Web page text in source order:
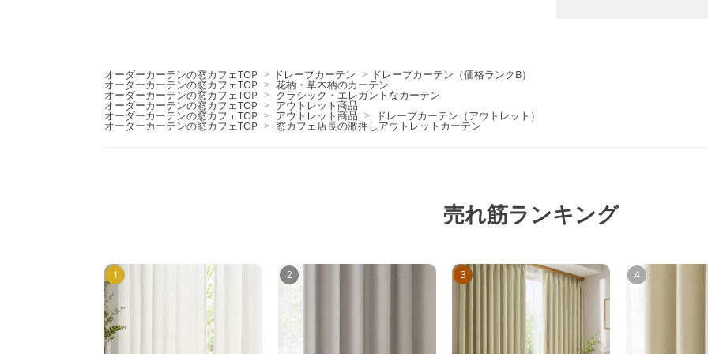
オーダーカーテンの窓カフェTOP > ドレープカーテン > ドレープカーテン（価格ランクB）
オーダーカーテンの窓カフェTOP > 花柄・草木柄のカーテン
オーダーカーテンの窓カフェTOP > クラシック・エレガントなカーテン
オーダーカーテンの窓カフェTOP > アウトレット商品
オーダーカーテンの窓カフェTOP > アウトレット商品 > ドレープカーテン（アウトレット）
オーダーカーテンの窓カフェTOP > 窓カフェ店長の激押しアウトレットカーテン
売れ筋ランキング
1 2 3 4